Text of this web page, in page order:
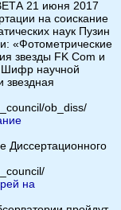
21 июня 2017
на соискание
наук Пузин
«Фотометрические
звезды FK Com и
Шифр научной
звездная
ob_diss/
Диссертационного
на